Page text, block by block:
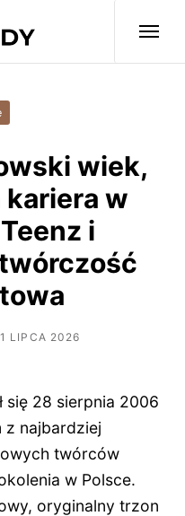
wiek,
w
i
1 LIPCA 2026
się 28 sierpnia 2006
z najbardziej
twórców
w Polsce.
oryginalny trzon